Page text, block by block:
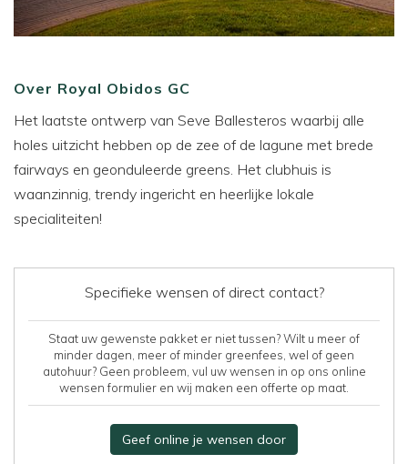
Over Royal Obidos GC
Het laatste ontwerp van Seve Ballesteros waarbij alle
holes uitzicht hebben op de zee of de lagune met brede
fairways en geonduleerde greens. Het clubhuis is
waanzinnig, trendy ingericht en heerlijke lokale
specialiteiten!
Specifieke wensen of direct contact?
Staat uw gewenste pakket er niet tussen? Wilt u meer of
minder dagen, meer of minder greenfees, wel of geen
autohuur? Geen probleem, vul uw wensen in op ons online
wensen formulier en wij maken een offerte op maat.
Geef online je wensen door